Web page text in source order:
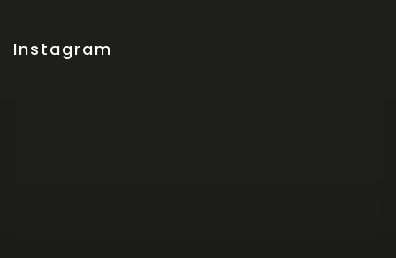
Instagram